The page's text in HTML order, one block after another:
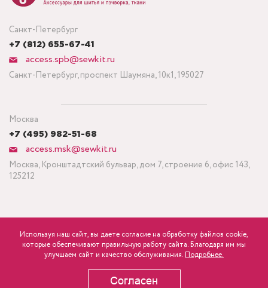
р. розница Минимальный заказ ткани от 3 метров
В КОРЗИНУ
Санкт-Петербург
+7 (812) 655-67-41
access.spb@sewkit.ru
Санкт-Петербург, проспект Шаумяна, 10к1, 195027
Москва
+7 (495) 982-51-68
access.msk@sewkit.ru
Москва, Кронштадтский бульвар, дом 7, строение 6, офис 143,
125212
Политика конфиденциальности
ПОДПИСАТЬСЯ НА НОВОСТИ
Используя наш сайт, вы даете согласие на обработку файлов cookie,
которые обеспечивают правильную работу сайта. Благодаря им мы
улучшаем сайт и качество обслуживания. Подробнее.
Согласен